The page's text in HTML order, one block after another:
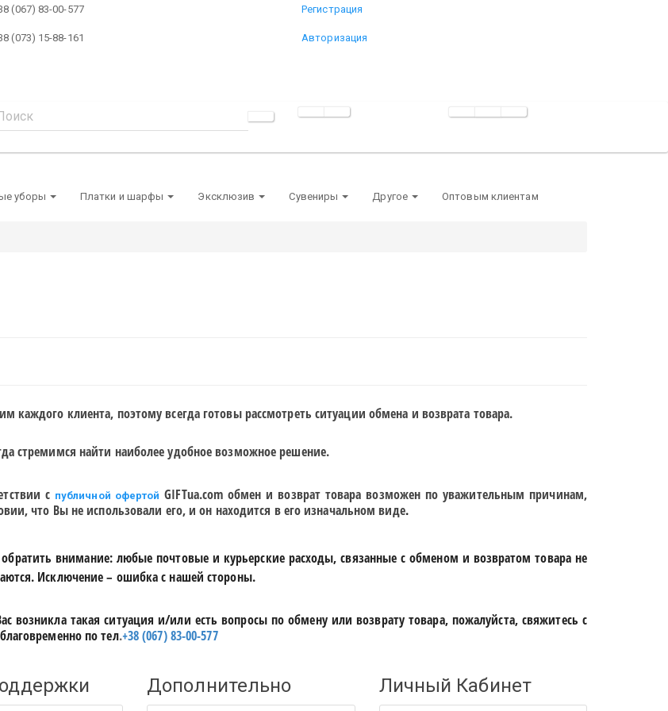
(067) 83-00-577
(073) 15-88-161
Регистрация
Авторизация
уборы Платки и шарфы Эксклюзив Сувениры Другое Оптовым клиентам
каждого клиента, поэтому всегда готовы рассмотреть ситуации обмена и возврата товара.
стремимся найти наиболее удобное возможное решение.
с публичной офертой GIFTua.com обмен и возврат товара возможен по уважительным причинам,
что Вы не использовали его, и он находится в его изначальном виде.
внимание: любые почтовые и курьерские расходы, связанные с обменом и возвратом товара не
Исключение – ошибка с нашей стороны.
возникла такая ситуация и/или есть вопросы по обмену или возврату товара, пожалуйста, свяжитесь с
по тел.+38 (067) 83-00-577
Дополнительно Личный Кабинет